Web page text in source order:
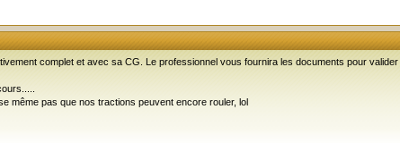
complet et avec sa CG. Le professionnel vous fournira les documents pour
même pas que nos tractions peuvent encore rouler, lol